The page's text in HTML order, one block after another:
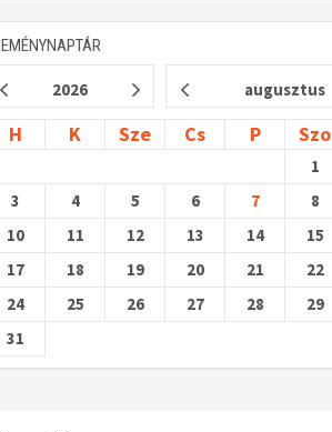
2026 augusztus
H K Sze Cs P Szo
1
3
4 5 6 7 8
10
11 12 13 14 15
17
18 19 20 21 22
24
25 26 27 28 29
31